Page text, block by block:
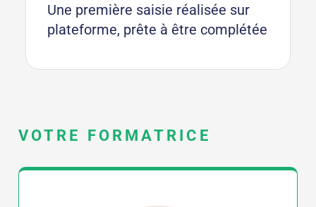
Une première saisie réalisée sur
plateforme, prête à être complétée
VOTRE FORMATRICE